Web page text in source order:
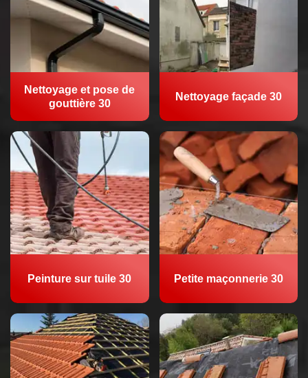
Nettoyage et pose de
gouttière 30
Nettoyage façade 30
Peinture sur tuile 30 Petite maçonnerie 30